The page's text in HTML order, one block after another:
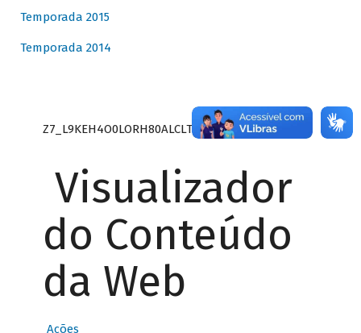
Temporada 2015
Temporada 2014
Z7_L9KEH4O0LORH80ALCLTPF80S27
Visualizador
do Conteúdo
da Web
Ações